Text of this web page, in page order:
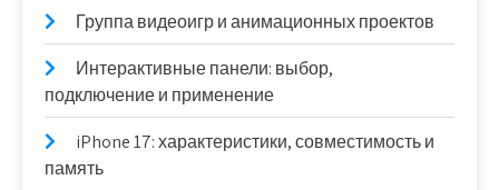
Группа видеоигр и анимационных проектов
Интерактивные панели: выбор,
подключение и применение
iPhone 17: характеристики, совместимость и
память